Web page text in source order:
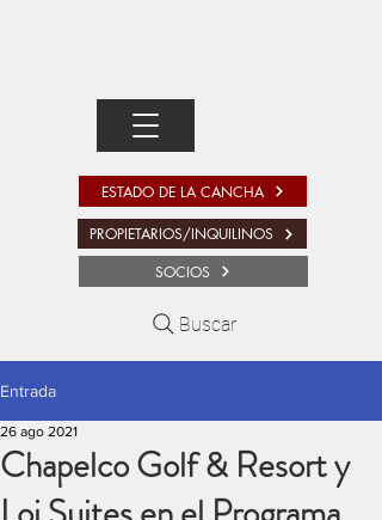
SOCIOS
ESTADO DE LA CANCHA
PROPIETARIOS/INQUILINOS
Buscar
Entrada
Chapelco Golf & Resort y
26 ago 2021